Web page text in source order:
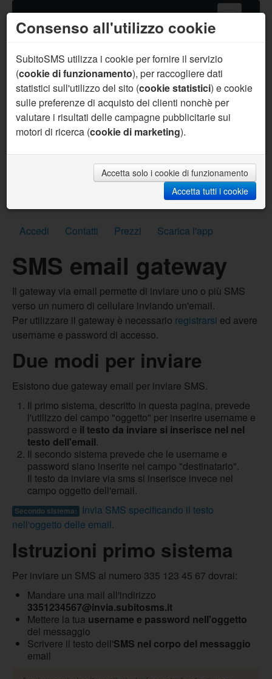
Home
Servizi SMS
Gateway SMS
Acquista SMS
Aiuto
Sei un programmatore ?
personalizzate, SMS per sviluppo gratuiti e molto
Accedi Contatti Prezzi Scarica l'app
Consenso all'utilizzo cookie
SubitoSMS utilizza i cookie per fornire il servizio
(cookie di funzionamento), per raccogliere dati
statistici sull'utilizzo del sito (cookie statistici) e cookie
sulle preferenze di acquisto dei clienti nonchè per
valutare i risultati delle campagne pubblicitarie sui
motori di ricerca (cookie di marketing).
Accetta solo i cookie di funzionamento
Accetta tutti i cookie
SMS email gateway
Il gateway via email permette di inviare uno o più SMS
verso un numero di cellulare inviando un'email.
Per utilizzare il gateway è necessario registrarsi ed avere
username e password di accesso.
Due modi per inviare
Esistono due gateway email per inviare SMS.
Il primo sistema, descritto in questa pagina, prevede
l'utilizzo del campo "oggetto" per inserire username e
password e il testo da inviare si inserisce nel nel
testo dell'email.
Il secondo sistema prevede che le username e
password siano inserite nel campo "destinatario".
Il testo da inviare via sms si inserisce invece nel
campo oggetto dell'email.
Secondo sistema:
Invia SMS specificando il testo
nell'oggetto delle email.
Istruzioni primo sistema
Per inviare un SMS al numero 335 123 45 67 dovrai:
Mandare una mail all'indirizzo
3351234567@invia.subitosms.it
Mettere la tua username e password nell'oggetto
del messaggio
Scrivere il testo dell'SMS nel corpo del messaggio
email